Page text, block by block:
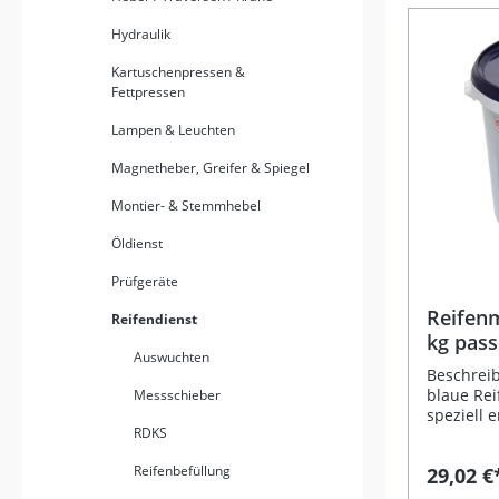
Hydraulik
Kartuschenpressen &
Fettpressen
Lampen & Leuchten
Magnetheber, Greifer & Spiegel
Montier- & Stemmhebel
Öldienst
Prüfgeräte
Reifendienst
Auswuchten
Messschieber
RDKS
Reifenbefüllung
aus
Länge
vier
lässt
präzise
Kratzer
gefertigt Universell einsetzbar mit vier
Gewindegrößen
kg
Reifen
blaue
speziell
zu
29,02